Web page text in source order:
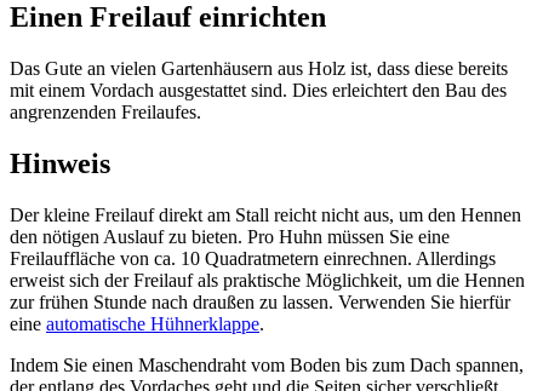
Einen Freilauf einrichten
Das Gute an vielen Gartenhäusern aus Holz ist, dass diese bereits
mit einem Vordach ausgestattet sind. Dies erleichtert den Bau des
angrenzenden Freilaufes.
Hinweis
Der kleine Freilauf direkt am Stall reicht nicht aus, um den Hennen
den nötigen Auslauf zu bieten. Pro Huhn müssen Sie eine
Freilauffläche von ca. 10 Quadratmetern einrechnen. Allerdings
erweist sich der Freilauf als praktische Möglichkeit, um die Hennen
zur frühen Stunde nach draußen zu lassen. Verwenden Sie hierfür
eine automatische Hühnerklappe.
Indem Sie einen Maschendraht vom Boden bis zum Dach spannen,
der entlang des Vordaches geht und die Seiten sicher verschließt,